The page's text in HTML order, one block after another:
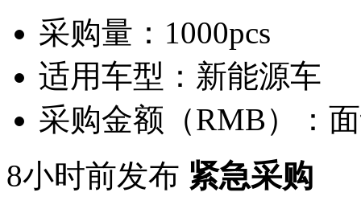
采购量： 1000pcs
适用车型： 新能源车
采购金额（RMB）：
8小时前发布 紧急采购